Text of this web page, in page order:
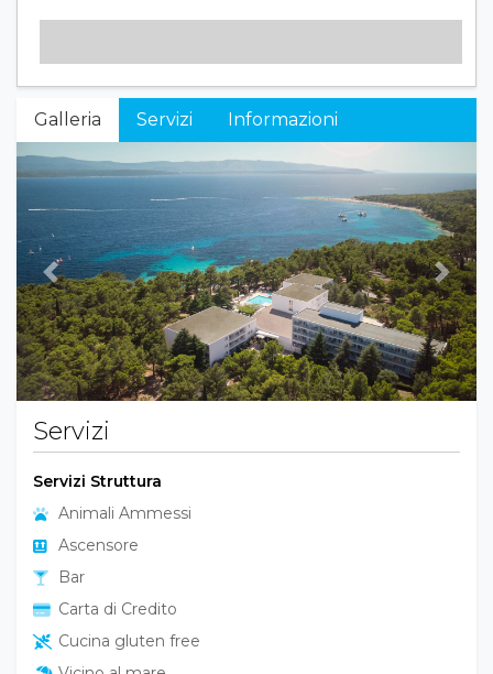
Galleria Servizi Informazioni
Previous Next
Servizi
Servizi Struttura
Animali Ammessi
Ascensore
Bar